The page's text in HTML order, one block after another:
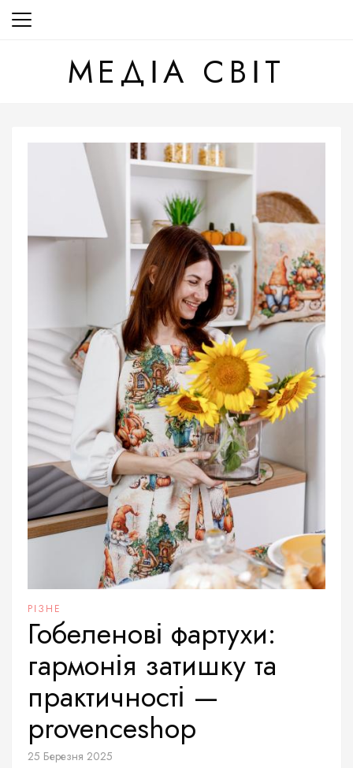
Перейти
до
МЕДІА СВІТ
РІЗНЕ
Гобеленові фартухи:
гармонія затишку та
практичності —
provenceshop
25 Березня 2025